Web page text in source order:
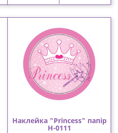
Наклейка "Princess" папір
Н-0111